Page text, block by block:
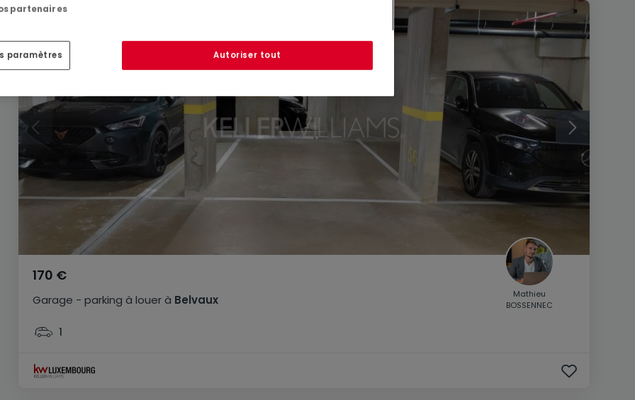
Garage - parking à louerà Belvaux
170 €
1
Mathieu
BOSSENNEC
partenaires
paramètres Autoriser tout